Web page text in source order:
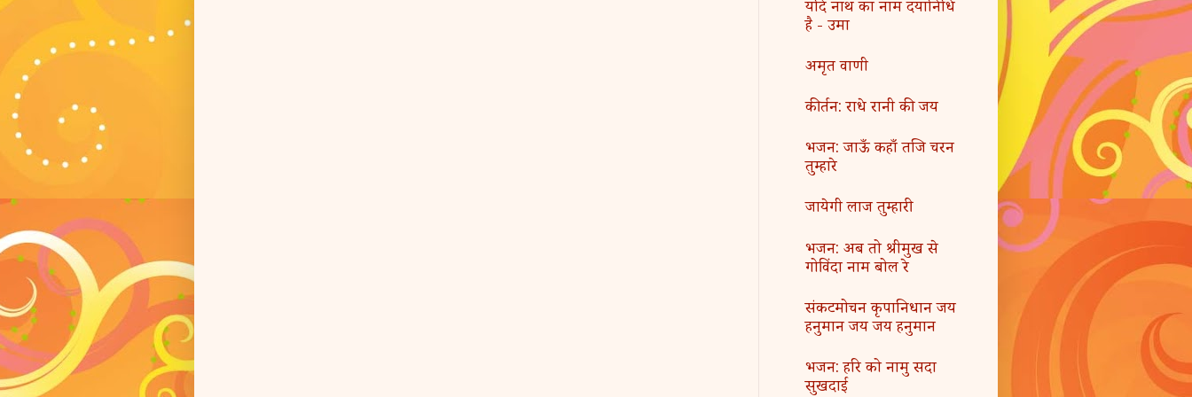
यदि नाथ का नाम दयानिधि
है - उमा
अमृत वाणी
कीर्तन: राधे रानी की जय
भजन: जाऊँ कहाँ तजि चरन
तुम्हारे
जायेगी लाज तुम्हारी
भजन: अब तो श्रीमुख से
गोविंदा नाम बोल रे
संकटमोचन कृपानिधान जय
हनुमान जय जय हनुमान
भजन: हरि को नामु सदा
सुखदाई